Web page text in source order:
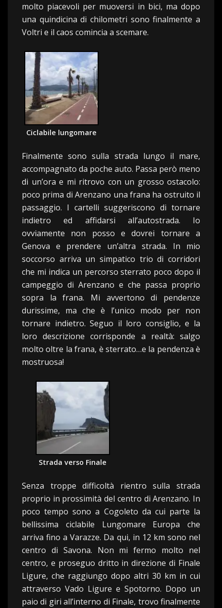
molto piacevoli per muoversi in bici, ma dopo
una quindicina di chilometri sono finalmente a
Voltri e il caos comincia a scemare.
Ciclabile lungomare
Finalmente sono sulla strada lungo il mare,
accompagnato da poche auto. Passa però meno
di un’ora e mi ritrovo con un grosso ostacolo:
poco prima di Arenzano una frana ha ostruito il
passaggio. I cartelli suggeriscono di tornare
indietro ed affidarsi all’autostrada. Io
ovviamente non posso e dovrei tornare a
Genova e prendere un’altra strada. In mio
soccorso arriva un simpatico trio di corridori
che mi indica un percorso sterrato poco dopo il
campeggio di Arenzano e che passa proprio
sopra la frana. Mi avvertono di pendenze
durissime, ma che è l’unico modo per non
tornare indietro. Seguo il loro consiglio, e la
loro descrizione corrisponde a realtà: salgo
molto oltre la frana, è sterrato…e la pendenza è
mostruosa!
Strada verso Finale
Senza troppe difficoltà rientro sulla strada
proprio in prossimità del centro di Arenzano. In
poco tempo sono a Cogoleto da cui parte la
bellissima ciclabile Lungomare Europa che
arriva fino a Varazze. Da qui, in 12 km sono nel
centro di Savona. Non mi fermo molto nel
centro, e proseguo dritto in direzione di Finale
Ligure, che raggiungo dopo altri 30 km in cui
attraverso Vado Ligure e Spotorno. Dopo un
paio di giri all’interno di Finale, trovo finalmente